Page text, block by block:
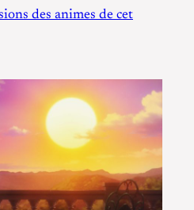
des animes de cet